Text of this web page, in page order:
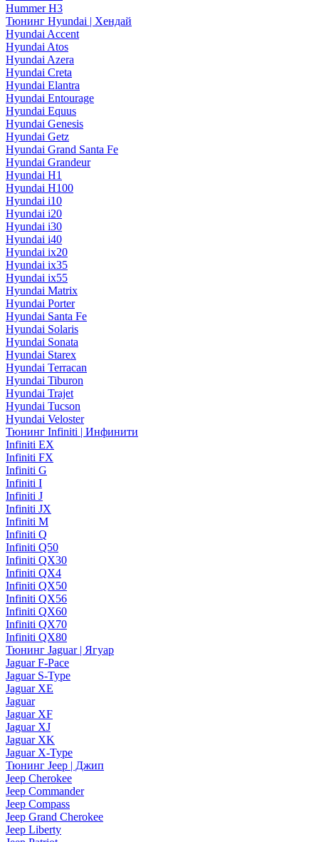
Hummer H3
Тюнинг Hyundai | Хендай
Hyundai Accent
Hyundai Atos
Hyundai Azera
Hyundai Creta
Hyundai Elantra
Hyundai Entourage
Hyundai Equus
Hyundai Genesis
Hyundai Getz
Hyundai Grand Santa Fe
Hyundai Grandeur
Hyundai H1
Hyundai H100
Hyundai i10
Hyundai i20
Hyundai i30
Hyundai i40
Hyundai ix20
Hyundai ix35
Hyundai ix55
Hyundai Matrix
Hyundai Porter
Hyundai Santa Fe
Hyundai Solaris
Hyundai Sonata
Hyundai Starex
Hyundai Terracan
Hyundai Tiburon
Hyundai Trajet
Hyundai Tucson
Hyundai Veloster
Тюнинг Infiniti | Инфинити
Infiniti EX
Infiniti FX
Infiniti G
Infiniti I
Infiniti J
Infiniti JX
Infiniti M
Infiniti Q
Infiniti Q50
Infiniti QX30
Infiniti QX4
Infiniti QX50
Infiniti QX56
Infiniti QX60
Infiniti QX70
Infiniti QX80
Тюнинг Jaguar | Ягуар
Jaguar F-Pace
Jaguar S-Type
Jaguar XE
Jaguar
Jaguar XF
Jaguar XJ
Jaguar XK
Jaguar X-Type
Тюнинг Jeep | Джип
Jeep Cherokee
Jeep Commander
Jeep Compass
Jeep Grand Cherokee
Jeep Liberty